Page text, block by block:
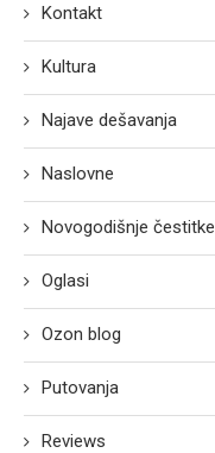
Kontakt
Kultura
Najave dešavanja
Naslovne
Novogodišnje čestitke
Oglasi
Ozon blog
Putovanja
Reviews